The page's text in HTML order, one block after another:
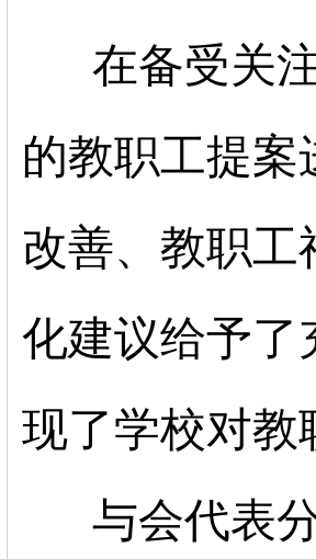
在备受关
的教职工提案
改善、教职工
化建议给予了
现了学校对教
与会代表